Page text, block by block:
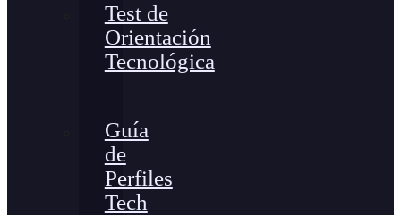
Test de
Orientación
Tecnológica
Guía
de
Perfiles
Tech